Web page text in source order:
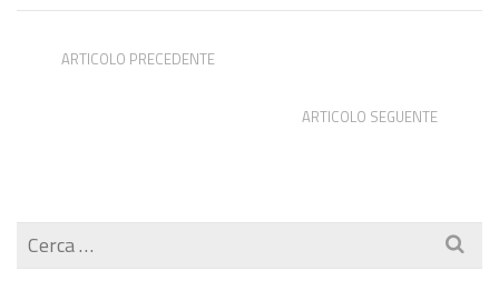
ARTICOLO PRECEDENTE
ARTICOLO SEGUENTE
Cerca
per: